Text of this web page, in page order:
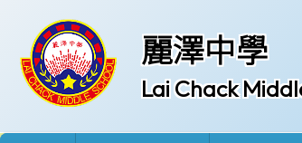
麗澤中學
Lai Chack